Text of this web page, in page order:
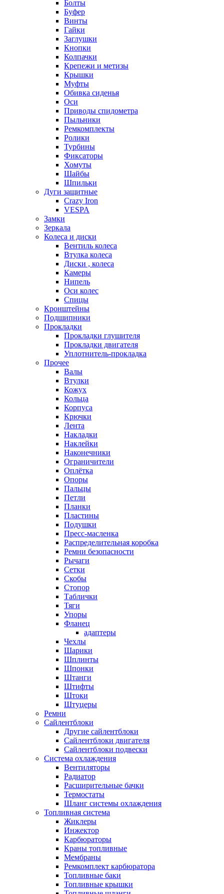
Болты
Буфер
Винты
Гайки
Заглушки
Кнопки
Колпачки
Крепежи и метизы
Крышки
Муфты
Обивка сиденья
Оси
Приводы спидометра
Пыльники
Ремкомплекты
Ролики
Турбины
Фиксаторы
Хомуты
Шайбы
Шпильки
Дуги защитные
Crazy Iron
VESPA
Замки
Зеркала
Колеса и диски
Вентиль колеса
Втулка колеса
Диски , колеса
Камеры
Нипель
Оси колес
Спицы
Кронштейны
Подшипники
Прокладки
Прокладки глушителя
Прокладки двигателя
Уплотнитель-прокладка
Прочее
Валы
Втулки
Кожух
Кольца
Корпуса
Крючки
Лента
Накладки
Наклейки
Наконечники
Ограничители
Оплётка
Опоры
Пальцы
Петли
Планки
Пластины
Подушки
Пресс-масленка
Распределительная коробка
Ремни безопасности
Рычаги
Сетки
Скобы
Стопор
Таблички
Тяги
Упоры
Фланец
адаптеры
Чехлы
Шарики
Шплинты
Шпонки
Штанги
Штифты
Штоки
Штуцеры
Ремни
Сайлентблоки
Другие сайлентблоки
Сайлентблоки двигателя
Сайлентблоки подвески
Система охлаждения
Вентиляторы
Радиатор
Расширительные бачки
Термостаты
Шланг системы охлаждения
Топливная система
Жиклеры
Инжектор
Карбюраторы
Краны топливные
Мембраны
Ремкомплект карбюратора
Топливные баки
Топливные крышки